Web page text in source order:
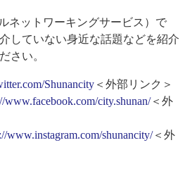
ネットワーキングサービス）で
していない身近な話題などを紹介
さい。
Shunancity ＜外部リンク＞
www.facebook.com/city.shunan/＜外
www.instagram.com/shunancity/＜外